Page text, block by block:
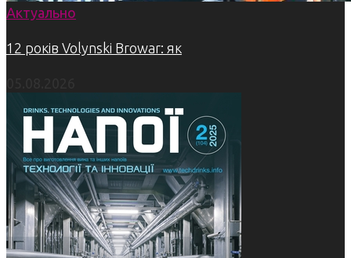
Актуально
12 років Volynski Browar: як